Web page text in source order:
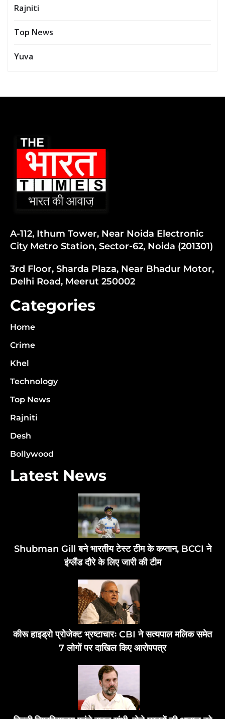
Rajniti
Top News
Yuva
A-112, Ithum Tower, Near Noida Electronic
City Metro Station, Sector-62, Noida (201301)
3rd Floor, Sharda Plaza, Near Bhadur Motor,
Delhi Road, Meerut 250002
Categories
Home
Crime
Khel
Technology
Top News
Rajniti
Desh
Bollywood
Latest News
Shubman Gill बने भारतीय टेस्ट टीम के कप्तान, BCCI ने
इंग्लैंड दौरे के लिए जारी की टीम
कीरू हाइड्रो प्रोजेक्ट भ्रष्टाचारः CBI ने सत्यपाल मलिक समेत
7 लोगों पर दाखिल किए आरोपपत्र